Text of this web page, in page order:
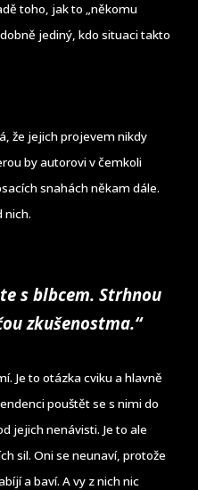
toho, jak to „někomu
jediný, kdo situaci takto
že jejich projevem nikdy
by autorovi v čemkoli
snahách někam dále.
nich.
s blbcem. Strhnou
zkušenostma.“
Je to otázka cviku a hlavně
pouštět se s nimi do
jejich nenávisti. Je to ale
sil. Oni se neunaví, protože
a baví. A vy z nich nic